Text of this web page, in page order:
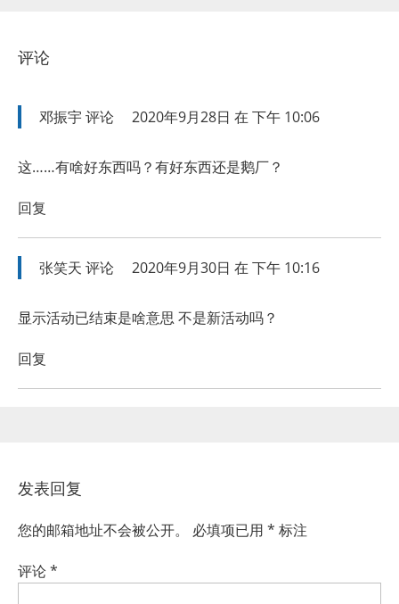
评论
邓振宇评论 2020年9月28日 在 下午 10:06
这……有啥好东西吗？有好东西还是鹅厂？
回复
张笑天 评论 2020年9月30日 在 下午 10:16
显示活动已结束是啥意思 不是新活动吗？
回复
发表回复
您的邮箱地址不会被公开。 必填项已用 * 标注
评论*